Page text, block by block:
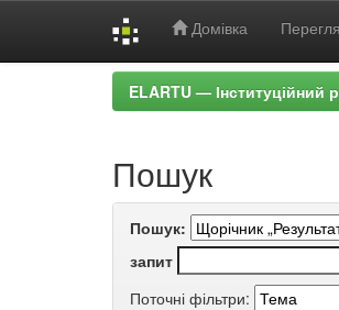
Домівка
ELARTU — Інституційний
Пошук
Пошук:
запит
Поточні фільтри: